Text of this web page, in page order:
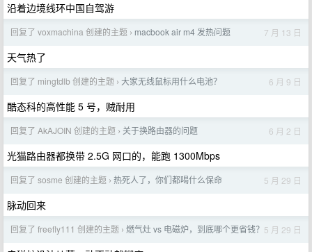
沿着边境线环中国自驾游
回复了 voxmachina 创建的主题 › macbook air m4 发热问题 7 月 13 日
天气热了
回复了 mingtdlb 创建的主题 › 大家无线鼠标用什么电池？ 6 月 9 日
酷态科的高性能 5 号，贼耐用
回复了 AkAJOIN 创建的主题 › 关于换路由器的问题 6 月 2 日
光猫路由器都换带 2.5G 网口的，能跑 1300Mbps
回复了 sosme 创建的主题 › 热死人了，你们都喝什么保命 5 月 29 日
脉动回来
回复了 freefly111 创建的主题 › 燃气灶 vs 电磁炉，到底哪个更省钱？ 5 月 29 日